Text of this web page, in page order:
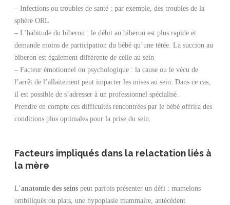
– Infections ou troubles de santé : par exemple, des troubles de la
sphère ORL
– L’habitude du biberon : le débit au biberon est plus rapide et
demande moins de participation du bébé qu’une tétée. La succion au
biberon est également différente de celle au sein
– Facteur émotionnel ou psychologique : la cause ou le vécu de
l’arrêt de l’allaitement peut impacter les mises au sein. Dans ce cas,
il est possible de s’adresser à un professionnel spécialisé.
Prendre en compte ces difficultés rencontrées par le bébé offrira des
conditions plus optimales pour la prise du sein.
Facteurs impliqués dans la relactation liés à
la mère
L’anatomie des seinspeut parfois présenter un défi : mamelons
ombiliqués ou plats, une hypoplasie mammaire, antécédent